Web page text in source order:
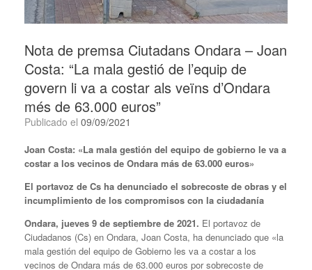
Nota de premsa Ciutadans Ondara – Joan
Costa: “La mala gestió de l’equip de
govern li va a costar als veïns d’Ondara
més de 63.000 euros”
Publicado el 09/09/2021
Joan Costa: «La mala gestión del equipo de gobierno le va a
costar a los vecinos de Ondara más de 63.000 euros»
El portavoz de Cs ha denunciado el sobrecoste de obras y el
incumplimiento de los compromisos con la ciudadanía
Ondara, jueves 9 de septiembre de 2021. El portavoz de
Ciudadanos (Cs) en Ondara, Joan Costa, ha denunciado que «la
mala gestión del equipo de Gobierno les va a costar a los
vecinos de Ondara más de 63.000 euros por sobrecoste de